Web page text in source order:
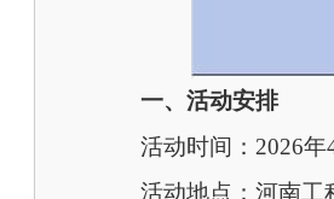
一、活动安排
活动时间： 2026
活动地点：河南工